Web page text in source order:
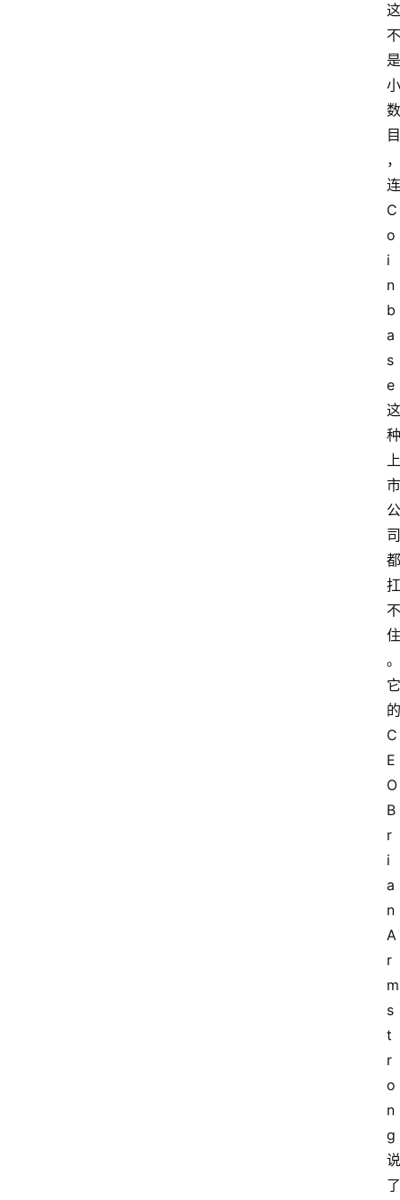
这
不
是
小
数
目
，
连
C
o
i
n
b
a
s
e
这
种
上
市
公
司
都
扛
不
住
。
它
的
C
E
O
B
r
i
a
n
A
r
m
s
t
r
o
n
g
说
了